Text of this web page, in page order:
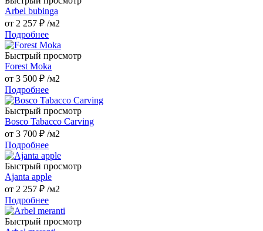
Arbel bubinga
от 2 257 ₽ /м2
Подробнее
Быстрый просмотр
Forest Moka
от 3 500 ₽ /м2
Подробнее
Быстрый просмотр
Bosco Tabacco Carving
от 3 700 ₽ /м2
Подробнее
Быстрый просмотр
Ajanta apple
от 2 257 ₽ /м2
Подробнее
Быстрый просмотр